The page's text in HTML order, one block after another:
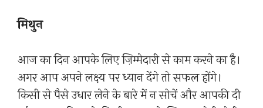
मिथुन
आज का दिन आपके लिए ज़िम्मेदारी से काम करने का है।
अगर आप अपने लक्ष्य पर ध्यान देंगे तो सफल होंगे।
किसी से पैसे उधार लेने के बारे में न सोचें और आपकी दी